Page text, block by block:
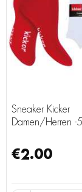
Sneaker Kicker
Damen/Herren -
€2.00